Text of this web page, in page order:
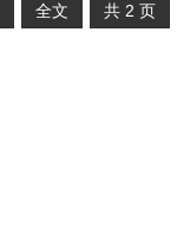
全文 共 2 页